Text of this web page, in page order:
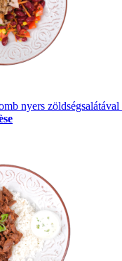
nyers zöldségsalátával